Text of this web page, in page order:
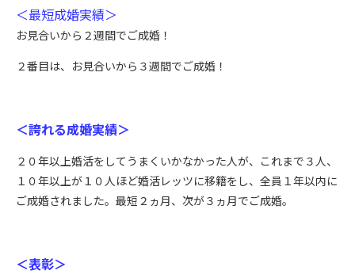
＜最短成婚実績＞
お見合いから２週間でご成婚！
２番目は、お見合いから３週間でご成婚！
＜誇れる成婚実績＞
２０年以上婚活をしてうまくいかなかった人が、これまで３人、
１０年以上が１０人ほど婚活レッツに移籍をし、全員１年以内に
ご成婚されました。最短２ヵ月、次が３ヵ月でご成婚。
＜表彰＞